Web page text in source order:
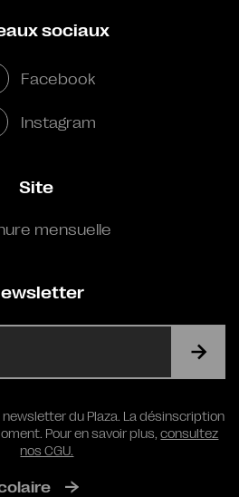
sociaux
Facebook
Instagram
Site
mensuelle
RGPDdu Plaza. La désinscription
Pour en savoir plus,consultez
nos CGU.